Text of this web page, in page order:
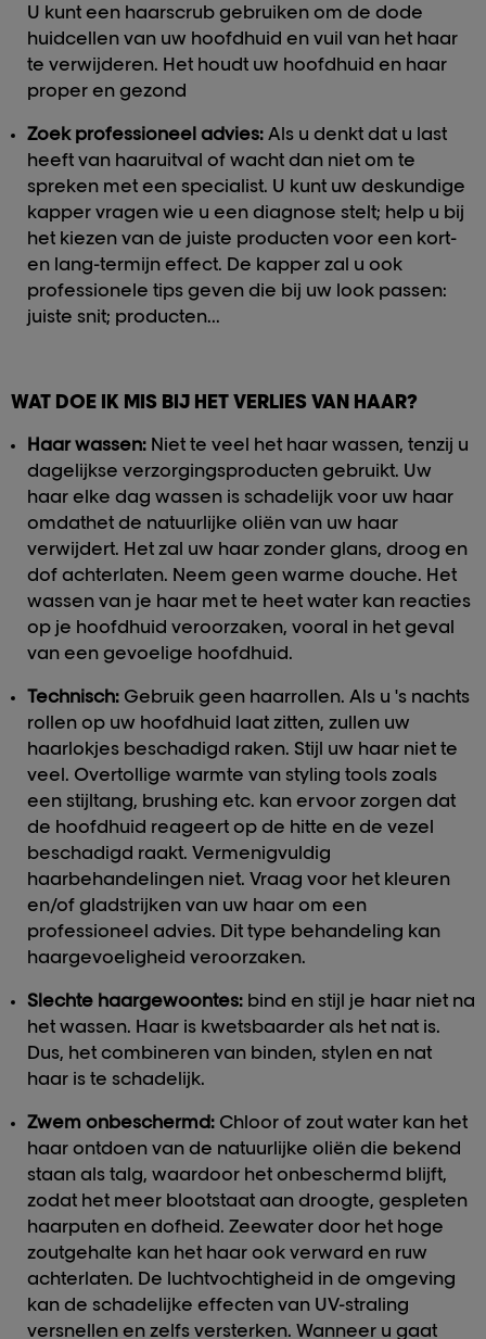
U kunt een haarscrub gebruiken om de dode
huidcellen van uw hoofdhuid en vuil van het haar
te verwijderen. Het houdt uw hoofdhuid en haar
proper en gezond
Zoek professioneel advies: Als u denkt dat u last
heeft van haaruitval of wacht dan niet om te
spreken met een specialist. U kunt uw deskundige
kapper vragen wie u een diagnose stelt; help u bij
het kiezen van de juiste producten voor een kort-
en lang-termijn effect. De kapper zal u ook
professionele tips geven die bij uw look passen:
juiste snit; producten...
WAT DOE IK MIS BIJ HET VERLIES VAN HAAR?
Haar wassen: Niet te veel het haar wassen, tenzij u
dagelijkse verzorgingsproducten gebruikt. Uw
haar elke dag wassen is schadelijk voor uw haar
omdathet de natuurlijke oliën van uw haar
verwijdert. Het zal uw haar zonder glans, droog en
dof achterlaten. Neem geen warme douche. Het
wassen van je haar met te heet water kan reacties
op je hoofdhuid veroorzaken, vooral in het geval
van een gevoelige hoofdhuid.
Technisch: Gebruik geen haarrollen. Als u 's nachts
rollen op uw hoofdhuid laat zitten, zullen uw
haarlokjes beschadigd raken. Stijl uw haar niet te
veel. Overtollige warmte van styling tools zoals
een stijltang, brushing etc. kan ervoor zorgen dat
de hoofdhuid reageert op de hitte en de vezel
beschadigd raakt. Vermenigvuldig
haarbehandelingen niet. Vraag voor het kleuren
en/of gladstrijken van uw haar om een
professioneel advies. Dit type behandeling kan
haargevoeligheid veroorzaken.
Slechte haargewoontes: bind en stijl je haar niet na
het wassen. Haar is kwetsbaarder als het nat is.
Dus, het combineren van binden, stylen en nat
haar is te schadelijk.
Zwem onbeschermd: Chloor of zout water kan het
haar ontdoen van de natuurlijke oliën die bekend
staan als talg, waardoor het onbeschermd blijft,
zodat het meer blootstaat aan droogte, gespleten
haarputen en dofheid. Zeewater door het hoge
zoutgehalte kan het haar ook verward en ruw
achterlaten. De luchtvochtigheid in de omgeving
kan de schadelijke effecten van UV-straling
versnellen en zelfs versterken. Wanneer u gaat